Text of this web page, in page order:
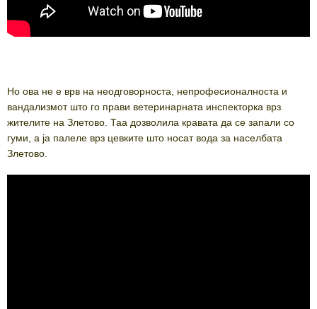
Но ова не е врв на неодговорноста, непрофесионалноста и
вандализмот што го прави ветеринарната инспекторка врз
жителите на Злетово. Таа дозволила кравата да се запали со
гуми, а ја палеле врз цевките што носат вода за населбата
Злетово.